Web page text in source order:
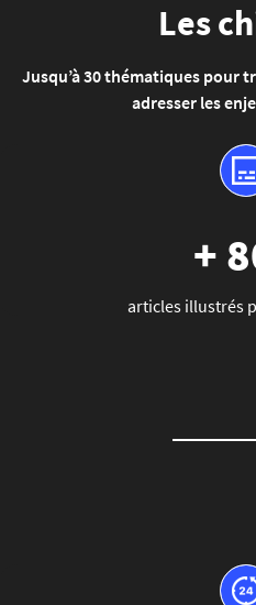
Les
Jusqu’à 30 thématiques pour
adresser les
+
articles illustrés